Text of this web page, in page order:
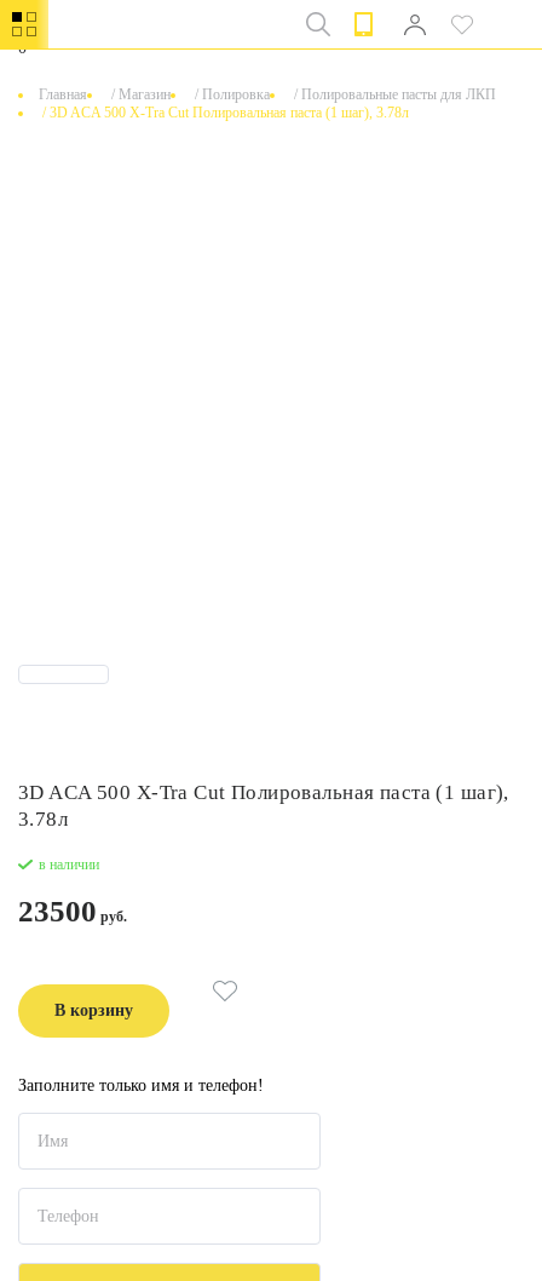
0
Главная / Магазин / Полировка / Полировальные пасты для ЛКП
/3D ACA 500 X-Tra Cut Полировальная паста (1 шаг), 3.78л
3D ACA 500 X-Tra Cut Полировальная паста (1 шаг),
3.78л
в наличии
23500
В корзину
Заполните только имя и телефон!